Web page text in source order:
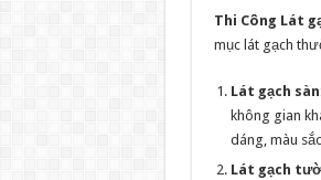
Thi Công Lát
mục lát gạch
Lát gạch
không gian
dáng, màu
Lát gạch